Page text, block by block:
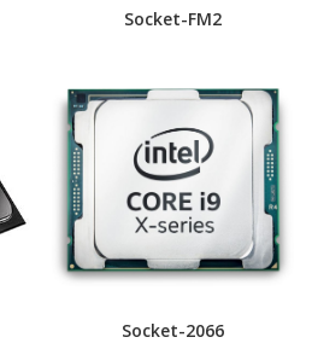
Socket-FM2
Socket-2066